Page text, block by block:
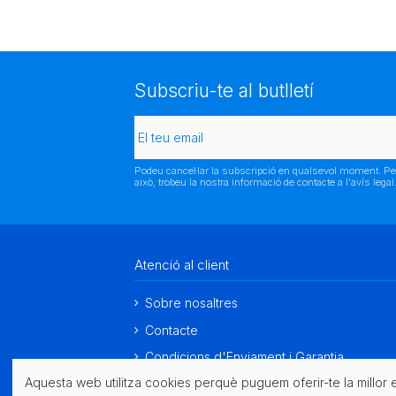
Subscriu-te al butlletí
Podeu cancel·lar la subscripció en qualsevol moment.
això, trobeu la nostra informació de contacte a l'avís legal.
Atenció al client
Sobre nosaltres
Contacte
Condicions d'Enviament i Garantia
Aquesta web utilitza cookies perquè puguem oferir-te la millor